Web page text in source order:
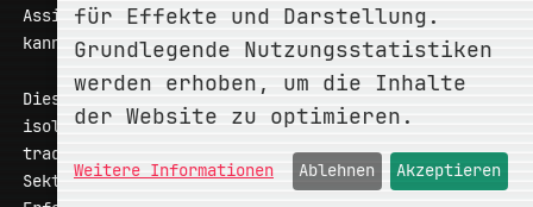
Assistenz die Arbeit mehrerer Junioren erledigen
kann.
Dies ist fundamental neu: Es betrifft nicht
isolierte Jobverluste, sondern die Erosion des
traditionellen Karrierepfads im White-Collar-
Sektor. Der Mechanismus, durch den Berufsanfänger
für Effekte und Darstellung.
Grundlegende Nutzungsstatistiken
werden erhoben, um die Inhalte
der Website zu optimieren.
Weitere Informationen Ablehnen Akzeptieren